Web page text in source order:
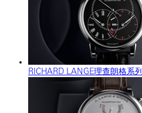
RICHARD LANGE理查朗格系列